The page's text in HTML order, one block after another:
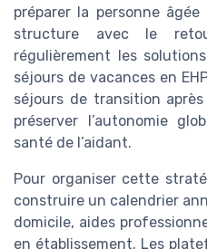
préparer la personne
structure avec le
régulièrement les
séjours de vacances en
séjours de transition
préserver l’autonomie
santé de l’aidant.
Pour organiser cette
construire un calendrier
domicile, aides
en établissement. Les